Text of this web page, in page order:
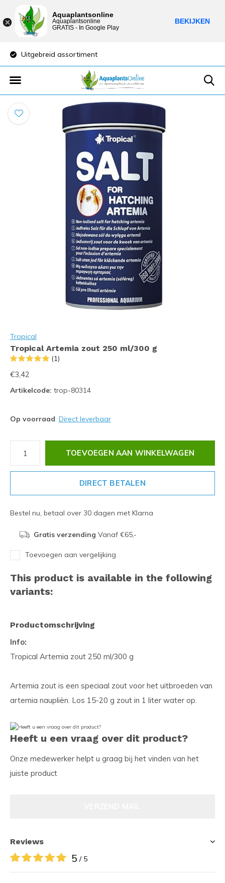
Uitgebreid assortiment
Tropical
Tropical Artemia zout 250 ml/300 g
(1)
€3,42
Artikelcode: trop-80314
Op voorraad: Direct leverbaar
TOEVOEGEN AAN WINKELWAGEN
DIRECT BETALEN
Bestel nu, betaal over 30 dagen met Klarna
Gratis verzending Vanaf €65,-
Toevoegen aan vergelijking
This product is available in the following
variants:
Productomschrijving
Info:
Tropical Artemia zout 250 ml/300 g
Artemia zout is een speciaal zout voor het uitbroeden van
artemia naupliën. Los 15-20 g zout in 1 liter water op.
Heeft u een vraag over dit product?
Onze medewerker helpt u graag bij het vinden van het
juiste product
Reviews
5 / 5
Aquaplantsonline
Aquaplantsonline
GRATIS - In Google Play
BEKIJKEN